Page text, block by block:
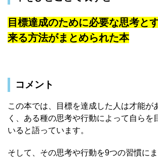
目標達成のために必要な思考と
来る方法がまとめられた本
コメント
この本では、目標を達成した人は才能が
く、ある種の思考や行動によって自らを
いると語っています。
そして、その思考や行動を9つの習慣に